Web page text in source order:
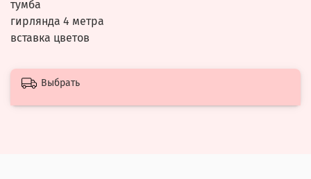
тумба
гирлянда 4 метра
вставка цветов
Выбрать